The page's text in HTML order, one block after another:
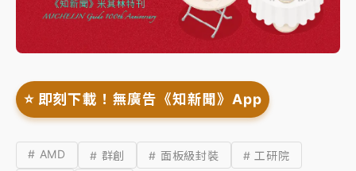
⭐️ 即刻下載！無廣告《知新聞》App
# AMD # 群創 # 面板級封裝 # 工研院